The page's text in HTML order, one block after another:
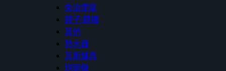
免治便座
鏡子/鏡櫃
其他
熱水器
瓦斯爐具
烘碗機